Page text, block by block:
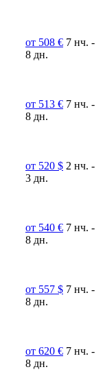
от 508 € 7 нч. -
8 дн.
от 513 € 7 нч. -
8 дн.
от 520 $ 2 нч. -
3 дн.
от 540 € 7 нч. -
8 дн.
от 557 $ 7 нч. -
8 дн.
от 620 € 7 нч. -
8 дн.